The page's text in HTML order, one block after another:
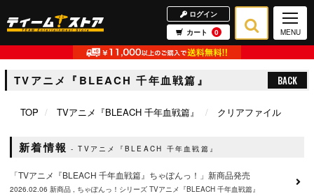
ログイン
カート
0 MENU
TVアニメ『BLEACH 千年血戦篇』 BACK
TOP TVアニメ『BLEACH 千年血戦篇』 クリアファイル
新着情報 TVアニメ『BLEACH 千年血戦篇』
「TVアニメ『BLEACH 千年血戦篇』ちゃぽんっ！」新商品発売
2026.02.06 新商品 ちゃぽんっ！シリーズ TVアニメ『BLEACH 千年血戦篇』